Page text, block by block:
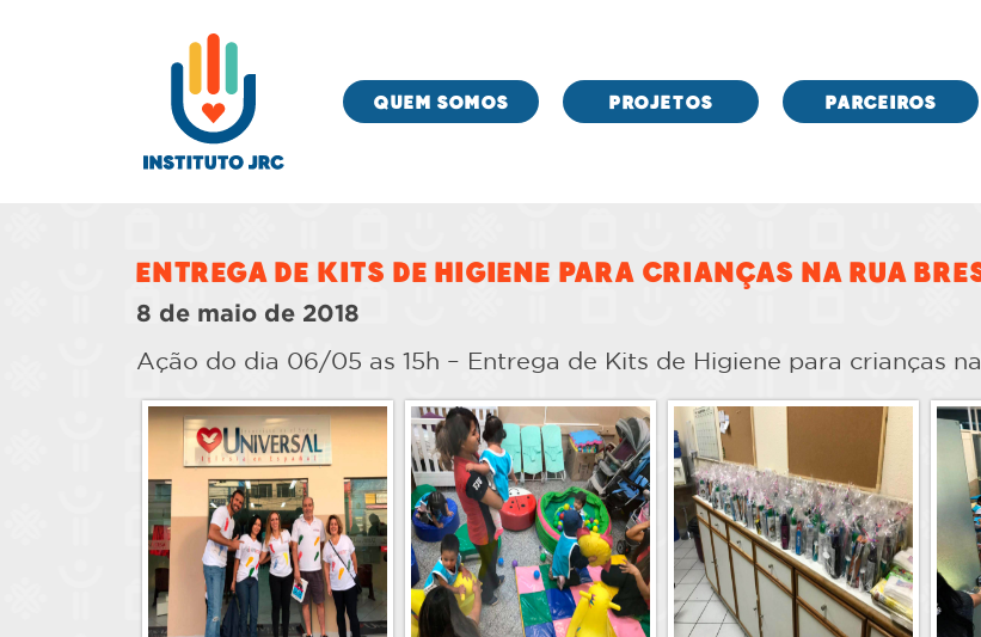
QUEM SOMOS PROJETOS PARCEIROS
Entrega de Kits de Higiene para crianças na Rua
8 de maio de 2018
Ação do dia 06/05 as 15h – Entrega de Kits de Higiene para crianças